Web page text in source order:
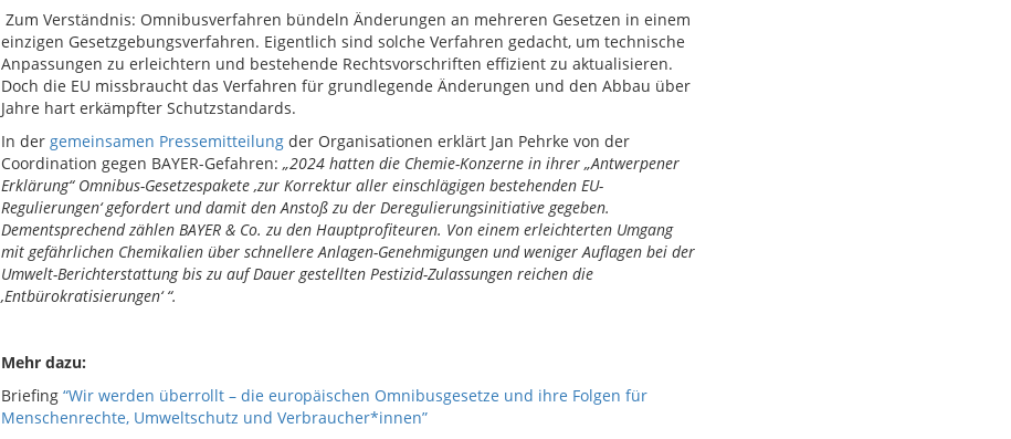
Zum Verständnis: Omnibusverfahren bündeln Änderungen an mehreren Gesetzen in einem
einzigen Gesetzgebungsverfahren. Eigentlich sind solche Verfahren gedacht, um technische
Anpassungen zu erleichtern und bestehende Rechtsvorschriften effizient zu aktualisieren.
Doch die EU missbraucht das Verfahren für grundlegende Änderungen und den Abbau über
Jahre hart erkämpfter Schutzstandards.
In der gemeinsamen Pressemitteilungder Organisationen erklärt Jan Pehrke von der
Coordination gegen BAYER-Gefahren: „2024 hatten die Chemie-Konzerne in ihrer „Antwerpener
Erklärung“ Omnibus-Gesetzespakete ‚zur Korrektur aller einschlägigen bestehenden EU-
Regulierungen‘ gefordert und damit den Anstoß zu der Deregulierungsinitiative gegeben.
Dementsprechend zählen BAYER & Co. zu den Hauptprofiteuren. Von einem erleichterten Umgang
mit gefährlichen Chemikalien über schnellere Anlagen-Genehmigungen und weniger Auflagen bei der
Umwelt-Berichterstattung bis zu auf Dauer gestellten Pestizid-Zulassungen reichen die
‚Entbürokratisierungen‘ “.
Mehr dazu:
Briefing “Wir werden überrollt – die europäischen Omnibusgesetze und ihre Folgen für
Menschenrechte, Umweltschutz und Verbraucher*innen”